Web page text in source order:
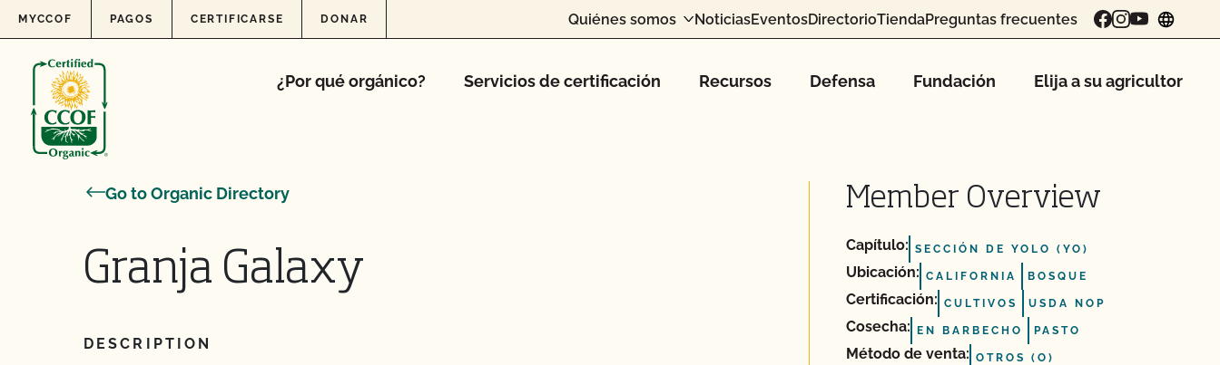
Skip to content
MYCCOF PAGOS CERTIFICARSE DONAR Quiénes somos NoticiasEventosDirectorioTiendaPreguntas frecuentes
¿Por qué orgánico? Servicios de certificación Recursos Defensa Fundación Elija a su agricultor
Go to Organic Directory
Granja Galaxy
DESCRIPTION
Member Overview
Capítulo: SECCIÓN DE YOLO (YO)
Ubicación: CALIFORNIA BOSQUE
Certificación: CULTIVOS USDA NOP
Cosecha: EN BARBECHO PASTO
Método de venta: OTROS (O)